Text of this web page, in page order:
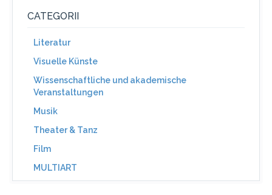
CATEGORII
Literatur
Visuelle Künste
Wissenschaftliche und akademische
Veranstaltungen
Musik
Theater & Tanz
Film
MULTIART